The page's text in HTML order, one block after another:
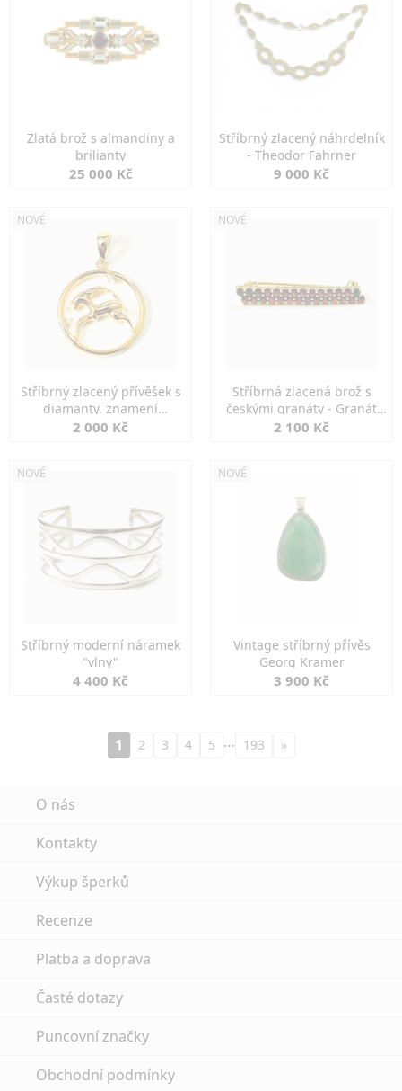
Zlatá brož s almandiny a
brilianty
25 000 Kč
Stříbrný zlacený náhrdelník
- Theodor Fahrner
9 000 Kč
NOVÉ
Stříbrný zlacený přívěšek s
diamanty, znamení
KOZOROH
2 000 Kč
NOVÉ
Stříbrná zlacená brož s
českými granáty - Granát
Turnov
2 100 Kč
NOVÉ
Stříbrný moderní náramek
"vlny"
4 400 Kč
NOVÉ
Vintage stříbrný přívěs
Georg Kramer
3 900 Kč
1 2 3 4 5 … 193 »
O nás
Kontakty
Výkup šperků
Recenze
Platba a doprava
Časté dotazy
Puncovní značky
Obchodní podmínky